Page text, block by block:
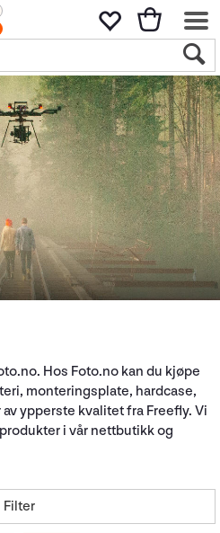
Hos Foto.no kan du kjøpe
monteringsplate, hardcase,
ypperste kvalitet fra Freefly. Vi
i vår nettbutikk og
Filter